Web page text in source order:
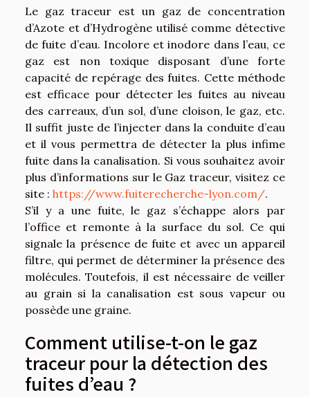
Le gaz traceur est un gaz de concentration
d’Azote et d’Hydrogène utilisé comme détective
de fuite d’eau. Incolore et inodore dans l’eau, ce
gaz est non toxique disposant d’une forte
capacité de repérage des fuites. Cette méthode
est efficace pour détecter les fuites au niveau
des carreaux, d’un sol, d’une cloison, le gaz, etc.
Il suffit juste de l’injecter dans la conduite d’eau
et il vous permettra de détecter la plus infime
fuite dans la canalisation. Si vous souhaitez avoir
plus d’informations sur le Gaz traceur, visitez ce
site : https://www.fuiterecherche-lyon.com/.
S’il y a une fuite, le gaz s’échappe alors par
l’office et remonte à la surface du sol. Ce qui
signale la présence de fuite et avec un appareil
filtre, qui permet de déterminer la présence des
molécules. Toutefois, il est nécessaire de veiller
au grain si la canalisation est sous vapeur ou
possède une graine.
Comment utilise-t-on le gaz
traceur pour la détection des
fuites d’eau ?